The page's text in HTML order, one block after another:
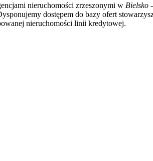
nieruchomości zrzeszonymi w Bielsko
dostępem do bazy ofert
nieruchomości linii kredytowej.